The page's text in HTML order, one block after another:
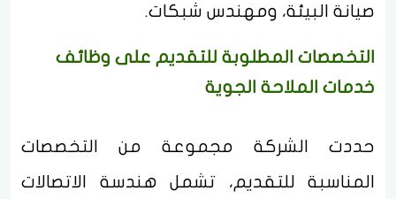
صيانة البيئة، ومهندس شبكات.
التخصصات المطلوبة للتقديم على وظائف
خدمات الملاحة الجوية
حددت الشركة مجموعة من التخصصات
المناسبة للتقديم، تشمل هندسة الاتصالات